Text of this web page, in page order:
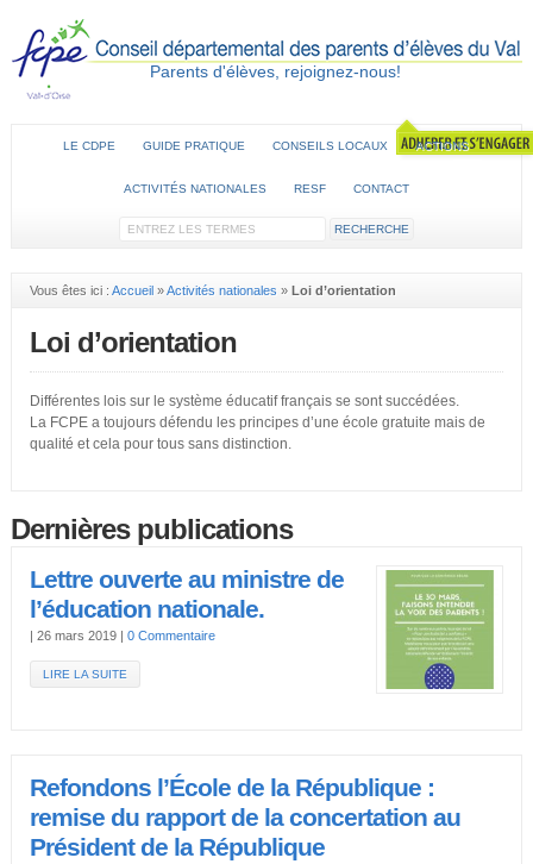
Parents d'élèves, rejoignez-nous!
LE CDPE GUIDE PRATIQUE CONSEILS LOCAUX ACTIONS
ACTIVITÉS NATIONALES RESF CONTACT
Vous êtes ici : Accueil»Activités nationales » Loi d’orientation
Loi d’orientation
Différentes lois sur le système éducatif français se sont succédées.
La FCPE a toujours défendu les principes d’une école gratuite mais de
qualité et cela pour tous sans distinction.
Dernières publications
Lettre ouverte au ministre de
l’éducation nationale.
| 26 mars 2019 | 0 Commentaire
LIRE LA SUITE
Refondons l’École de la République :
remise du rapport de la concertation au
Président de la République